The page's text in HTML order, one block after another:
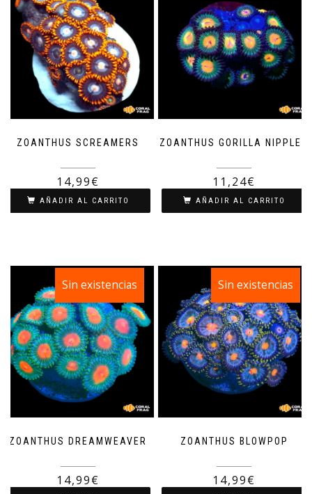
ZOANTHUS SCREAMERS
19,99€
14,99€
AÑADIR AL CARRITO
ZOANTHUS GORILLA NIPPLES
14,99€
11,24€
AÑADIR AL CARRITO
ZOANTHUS DREAMWEAVER
¡Oferta!
19,99€
14,99€
Sin existencias
ZOANTHUS BLOWPOP
¡Oferta!
19,99€
14,99€
Sin existencias